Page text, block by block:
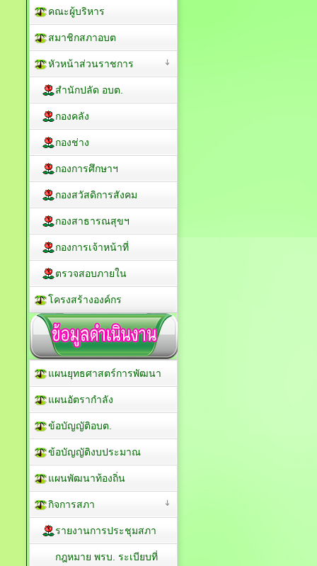
คณะผู้บริหาร
สมาชิกสภาอบต
หัวหน้าส่วนราชการ
สำนักปลัด อบต.
กองคลัง
กองช่าง
กองการศึกษาฯ
กองสวัสดิการสังคม
กองสาธารณสุขฯ
กองการเจ้าหน้าที่
ตรวจสอบภายใน
โครงสร้างองค์กร
แผนยุทธศาสตร์การพัฒนา
แผนอัตรากำลัง
ข้อบัญญัติอบต.
ข้อบัญญัติงบประมาณ
แผนพัฒนาท้องถิ่น
กิจการสภา
รายงานการประชุมสภา
กฎหมาย พรบ. ระเบียบที่